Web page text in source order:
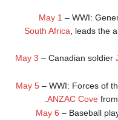
May 1 – WWI:
South Africa , leads the
May 3 – Canadian soldier
May 5– WWI: Forces of
ANZAC Covefrom
May 6 – Baseball